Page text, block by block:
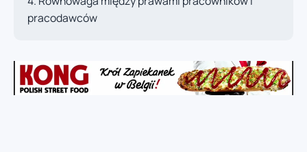
pracodawców